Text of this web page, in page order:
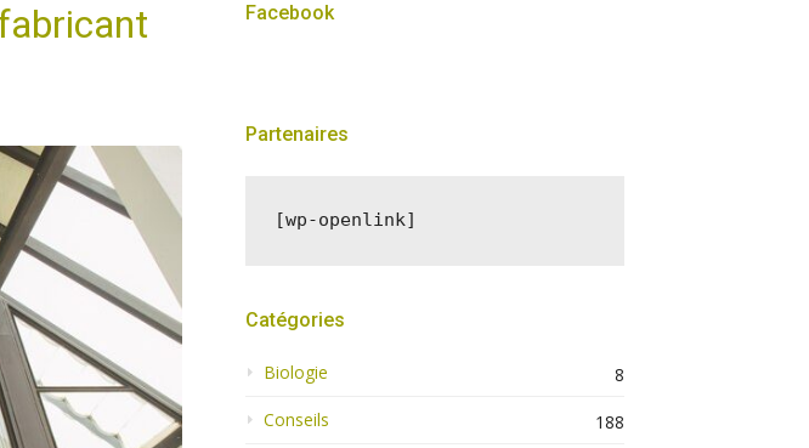
Facebook
Partenaires
[wp-openlink]
Catégories
Biologie
8
Conseils
188